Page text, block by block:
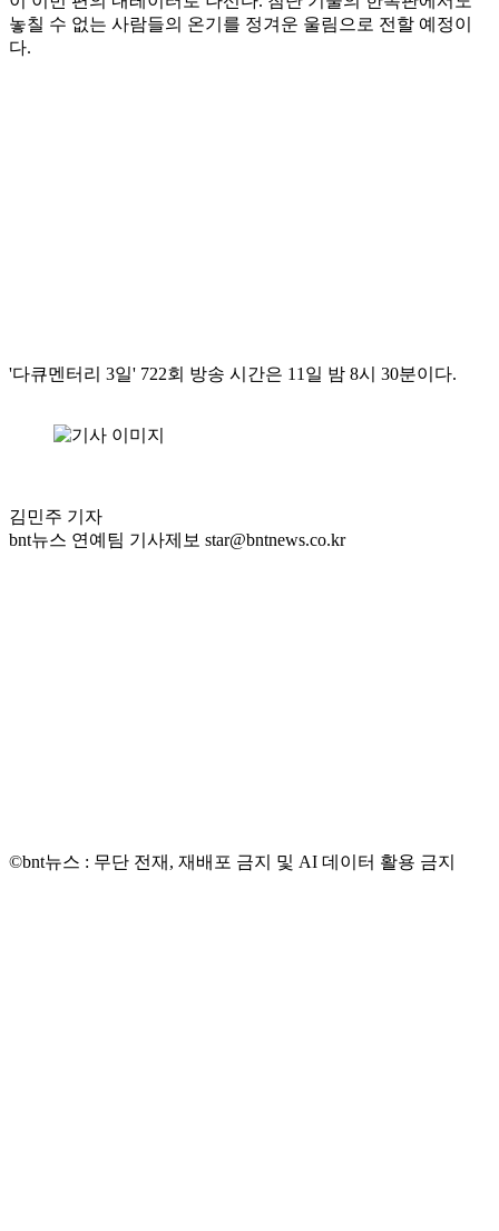
놓칠 수 없는 사람들의 온기를 정겨운 울림으로 전할 예정이
다.
'다큐멘터리 3일' 722회 방송 시간은 11일 밤 8시 30분이다.
김민주 기자
bnt뉴스 연예팀 기사제보 star@bntnews.co.kr
©bnt뉴스 : 무단 전재, 재배포 금지 및 AI 데이터 활용 금지